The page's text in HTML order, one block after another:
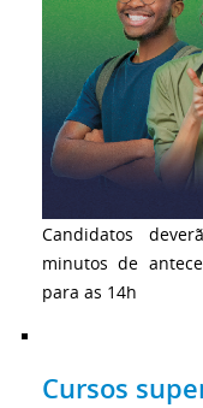
Candidatos
minutos de
para as 14h
Cursos